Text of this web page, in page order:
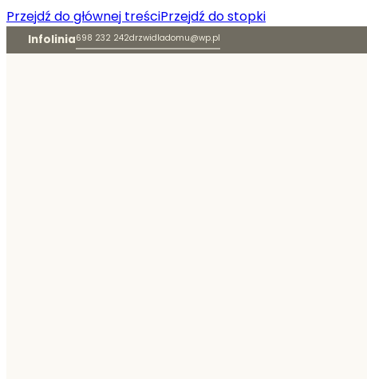
Przejdź do głównej treściPrzejdź do stopki
Infolinia698 232 242drzwidladomu@wp.pl